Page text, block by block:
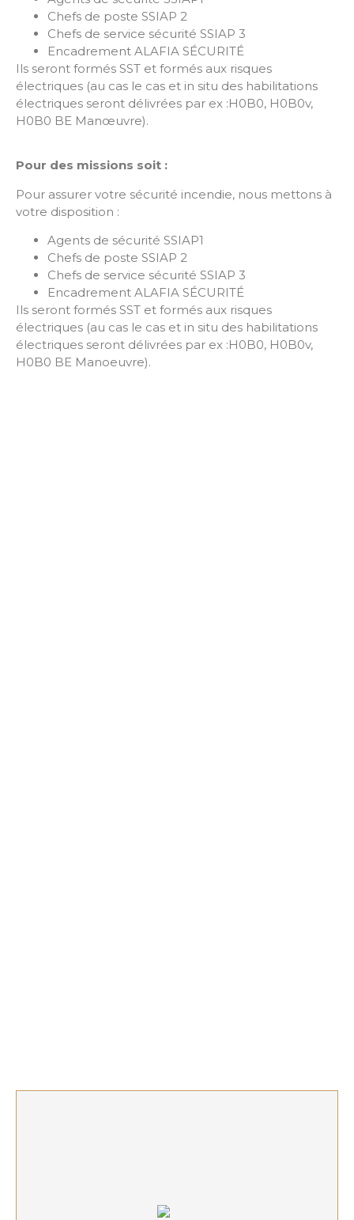
Chefs de poste SSIAP 2
Chefs de service sécurité SSIAP 3
Encadrement ALAFIA SÉCURITÉ
Ils seront formés SST et formés aux risques
électriques (au cas le cas et in situ des habilitations
électriques seront délivrées par ex :H0B0, H0B0v,
H0B0 BE Manœuvre).
Pour des missions soit :
Pour assurer votre sécurité incendie, nous mettons à
votre disposition :
Agents de sécurité SSIAP1
Chefs de poste SSIAP 2
Chefs de service sécurité SSIAP 3
Encadrement ALAFIA SÉCURITÉ
Ils seront formés SST et formés aux risques
électriques (au cas le cas et in situ des habilitations
électriques seront délivrées par ex :H0B0, H0B0v,
H0B0 BE Manoeuvre).